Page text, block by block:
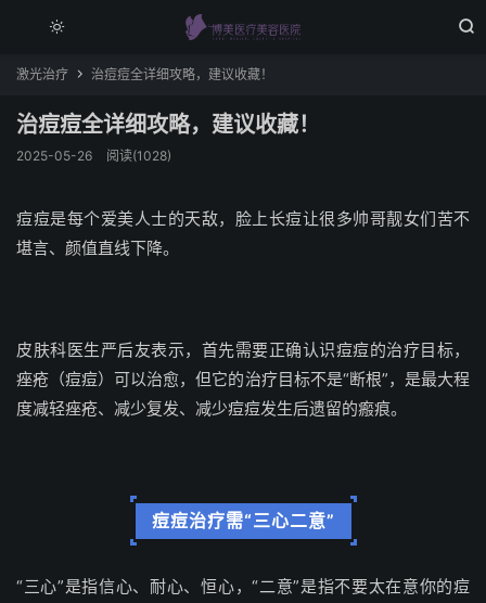


激光治疗  治痘痘全详细攻略，建议收藏！
治痘痘全详细攻略，建议收藏！
2025-05-26 阅读(1028)
痘痘是每个爱美人士的天敌，脸上长痘让很多帅哥靓女们苦不
堪言、颜值直线下降。
皮肤科医生严后友表示，首先需要正确认识痘痘的治疗目标，
痤疮（痘痘）可以治愈，但它的治疗目标不是“断根”，是最大程
度减轻痤疮、减少复发、减少痘痘发生后遗留的瘢痕。
痘痘治疗需“三心二意”
“三心”是指信心、耐心、恒心，“二意”是指不要太在意你的痘